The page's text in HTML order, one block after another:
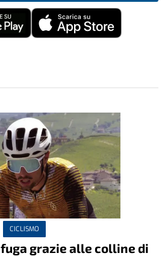
CICLISMO
grazie alle colline di